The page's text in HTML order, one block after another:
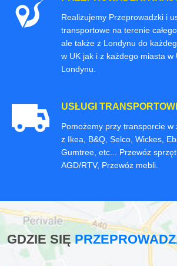
Realizujemy Przeprowadzki i
transportowe na terenie
ale także z Londynu do
w UK jak i z każdego miasta w
Londynu.
USŁUGI
Pomożemy przy transporcie w
z Ikea, B&Q, Selco, Wickes,
Gumtree, etc... Przewóz
AGD/RTV, Przewóz mebli.
GDZIE SIĘ